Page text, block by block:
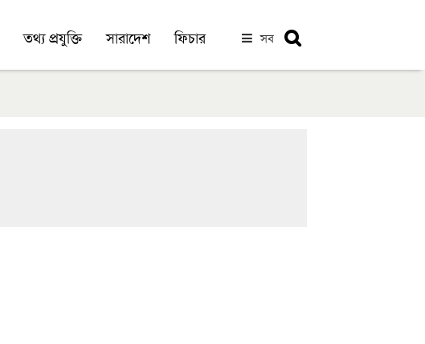
তথ্য প্রযুক্তি সারাদেশ ফিচার সব